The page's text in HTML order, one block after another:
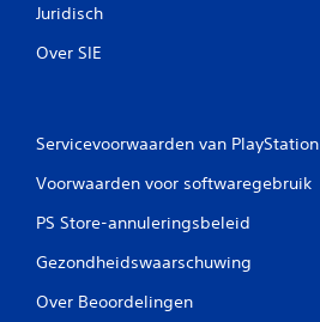
Juridisch
Over SIE
Servicevoorwaarden van PlayStation
Voorwaarden voor softwaregebruik
PS Store-annuleringsbeleid
Gezondheidswaarschuwing
Over Beoordelingen